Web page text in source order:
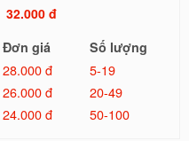
32.000 đ
Đơn giá
Số lượng
28.000 đ
5-19
26.000 đ
20-49
24.000 đ
50-100